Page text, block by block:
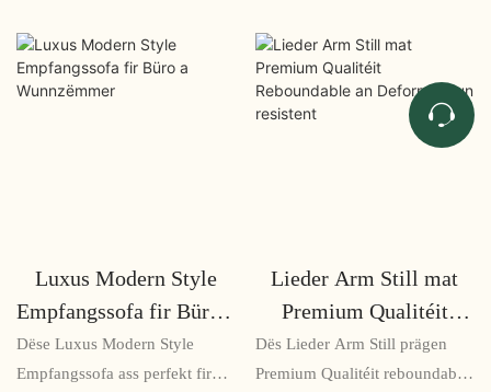
Luxus Modern Style
Empfangssofa fir Büro a
Wunnzëmmer
Dëse Luxus Modern Style
Empfangssofa ass perfekt fir
Lieder Arm Still mat
Premium Qualitéit
Reboundable an
Deformatioun resistent
Dës Lieder Arm Still prägen
Premium Qualitéit reboundable